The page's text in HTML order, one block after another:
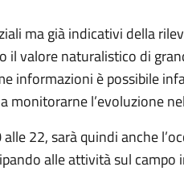
ma già indicativi della
il valore naturalistico di
informazioni è possibile
monitorarne l’evoluzione
22, sarà quindi anche
alle attività sul campo